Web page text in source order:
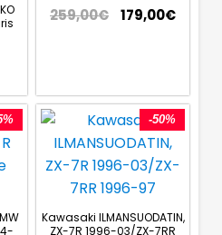
259,00€ 179,00€
-50%
Kawasaki ILMANSUODATIN,
ZX-7R 1996-03/ZX-7RR